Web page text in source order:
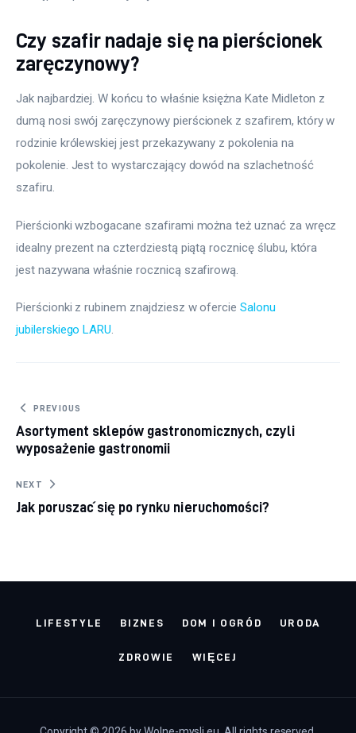
Czy szafir nadaje się na pierścionek
zaręczynowy?
Jak najbardziej. W końcu to właśnie księżna Kate Midleton z
dumą nosi swój zaręczynowy pierścionek z szafirem, który w
rodzinie królewskiej jest przekazywany z pokolenia na
pokolenie. Jest to wystarczający dowód na szlachetność
szafiru.
Pierścionki wzbogacane szafirami można też uznać za wręcz
idealny prezent na czterdziestą piątą rocznicę ślubu, która
jest nazywana właśnie rocznicą szafirową.
Pierścionki z rubinem znajdziesz w ofercie Salonu
jubilerskiego LARU.
Nawigacja wpisu
PREVIOUS
Asortyment sklepów gastronomicznych, czyli
wyposażenie gastronomii
NEXT
Jak poruszać się po rynku nieruchomości?
LIFESTYLE BIZNES DOM I OGRÓD URODA
ZDROWIE WIĘCEJ